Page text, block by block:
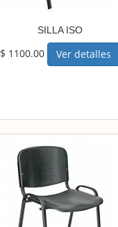
SILLA ISO
$ 1100.00 Ver detalles